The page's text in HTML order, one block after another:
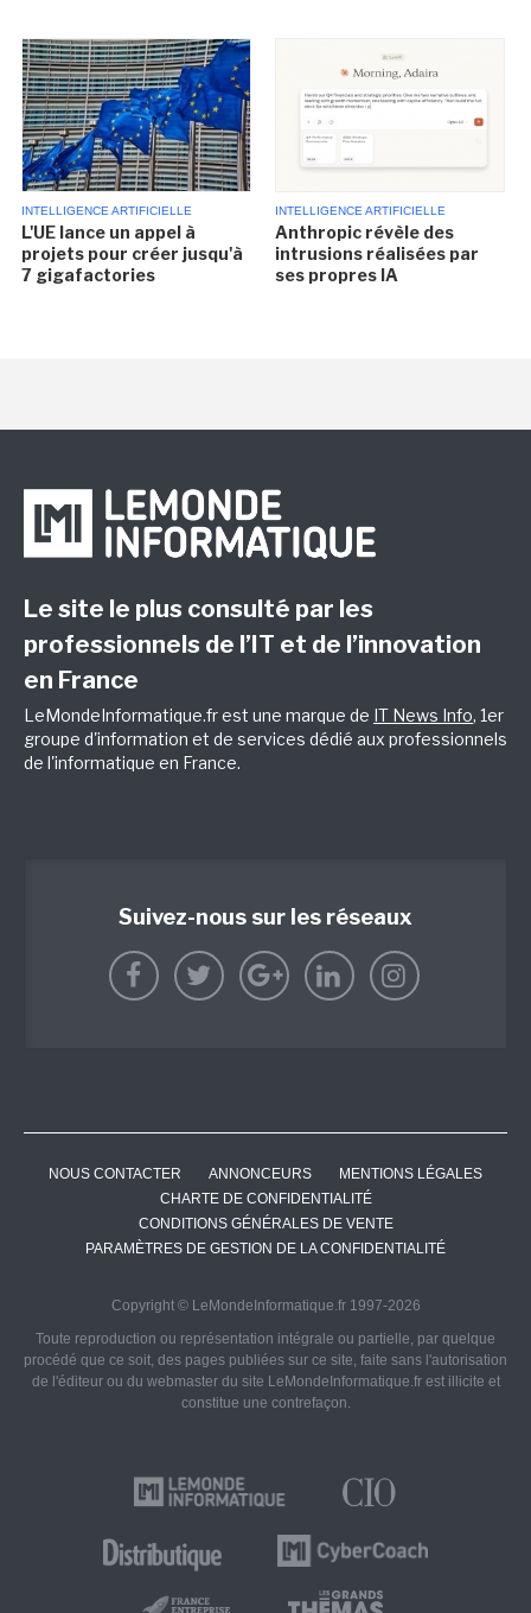
INTELLIGENCE ARTIFICIELLE
L'UE lance un appel à
projets pour créer jusqu'à
7 gigafactories
INTELLIGENCE ARTIFICIELLE
Anthropic révèle des
intrusions réalisées par
ses propres IA
Le site le plus consulté par les
professionnels de l’IT et de l’innovation
en France
LeMondeInformatique.fr est une marque de IT News Info, 1er
groupe d'information et de services dédié aux professionnels
de l'informatique en France.
Suivez-nous sur les réseaux
NOUS CONTACTER ANNONCEURS
MENTIONS LÉGALES
CHARTE DE CONFIDENTIALITÉ
CONDITIONS GÉNÉRALES DE VENTE
PARAMÈTRES DE GESTION DE LA CONFIDENTIALITÉ
Copyright © LeMondeInformatique.fr 1997-2026
Toute reproduction ou représentation intégrale ou partielle, par quelque
procédé que ce soit, des pages publiées sur ce site, faite sans l'autorisation
de l'éditeur ou du webmaster du site LeMondeInformatique.fr est illicite et
constitue une contrefaçon.